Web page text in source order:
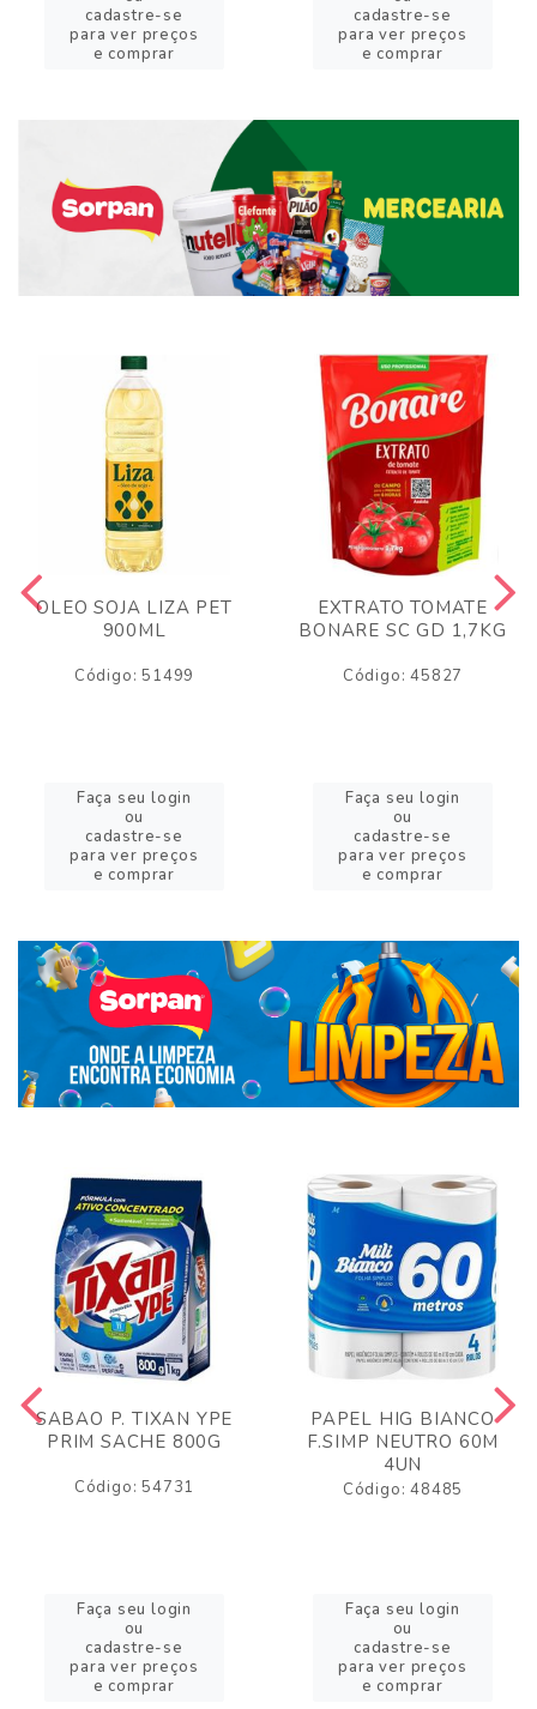
cadastre-se
para ver preços
e comprar
cadastre-se
para ver preços
e comprar
OLEO SOJA LIZA PET
900ML
Código: 51499
Faça seu login
ou
cadastre-se
para ver preços
e comprar
EXTRATO TOMATE
BONARE SC GD 1,7KG
Código: 45827
Faça seu login
ou
cadastre-se
para ver preços
e comprar
SABAO P. TIXAN YPE
PRIM SACHE 800G
Código: 54731
Faça seu login
ou
cadastre-se
para ver preços
e comprar
PAPEL HIG BIANCO
F.SIMP NEUTRO 60M
4UN
Código: 48485
Faça seu login
ou
cadastre-se
para ver preços
e comprar